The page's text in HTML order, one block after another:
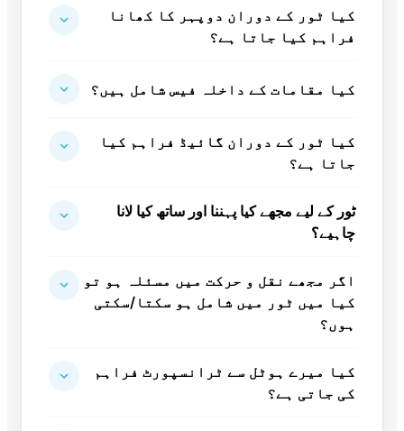
کیا ٹور کے دوران دوپہر کا کھانا
فراہم کیا جاتا ہے؟
کیا مقامات کے داخلہ فیس شامل ہیں؟
کیا ٹور کے دوران گائیڈ فراہم کیا
جاتا ہے؟
ٹور کے لیے مجھے کیا پہننا اور ساتھ کیا لانا
چاہیے؟
اگر مجھے نقل و حرکت میں مسئلہ ہو تو
کیا میں ٹور میں شامل ہو سکتا/سکتی
ہوں؟
کیا میرے ہوٹل سے ٹرانسپورٹ فراہم
کی جاتی ہے؟